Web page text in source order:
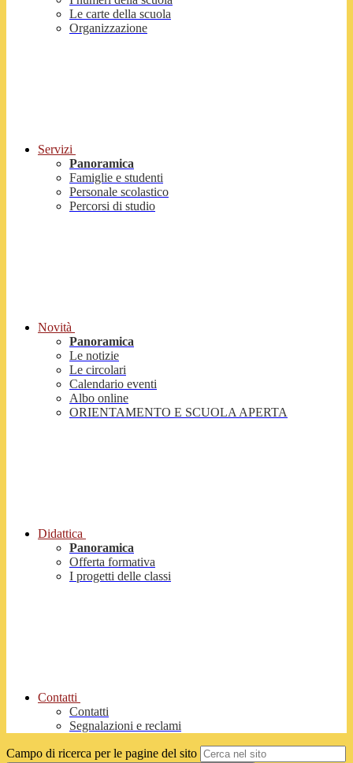
Le carte della scuola
Organizzazione
Servizi
Panoramica
Famiglie e studenti
Personale scolastico
Percorsi di studio
Novità
Panoramica
Le notizie
Le circolari
Calendario eventi
Albo online
ORIENTAMENTO E SCUOLA APERTA
Didattica
Panoramica
Offerta formativa
I progetti delle classi
Contatti
Contatti
Segnalazioni e reclami
Campo di ricerca per le pagine del sito